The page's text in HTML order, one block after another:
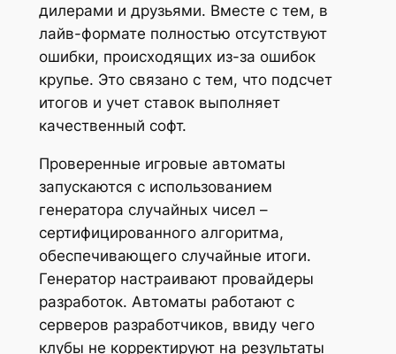
дилерами и друзьями. Вместе с тем, в
лайв-формате полностью отсутствуют
ошибки, происходящих из-за ошибок
крупье. Это связано с тем, что подсчет
итогов и учет ставок выполняет
качественный софт.
Проверенные игровые автоматы
запускаются с использованием
генератора случайных чисел –
сертифицированного алгоритма,
обеспечивающего случайные итоги.
Генератор настраивают провайдеры
разработок. Автоматы работают с
серверов разработчиков, ввиду чего
клубы не корректируют на результаты